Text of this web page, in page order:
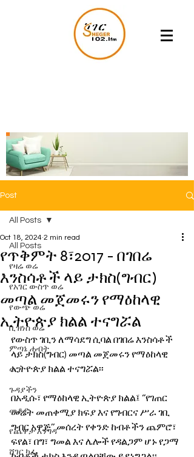
Post
All Posts
የዛሬ ወሬ
የአገር ውስጥ ወሬ
የውጭ ወሬ
ቢዝነስ ወሬ
ምጣኔ ሐብት
ወግ
ጉዳያችን
መቆያ
የጨዋታ እንግዳ
ሸገር ካፌ
All Posts
የጥቅምት 8፣2017 - በገበሬ
እንስሳቶች ላይ ታክስ(ግብር)
መጣል መጀመሩን የማዕከላዊ
ኢትዮጵያ ክልል ተናግሯል
Oct 18, 2024 2 min read
የውስጥ ገቢን ለማሳደግ ሲባል በገበሬ እንስሳቶች
ላይ ታክስ(ግብር) መጣል መጀመሩን የማዕከላዊ
ኢትዮጵያ ክልል ተናግሯል፡፡
በአዲሱ፣ የማዕከላዊ ኢትዮጵያ ክልል፤ ‘’የገጠር
መሬት መጠቀሚያ ክፍያ እና የግብርና ሥራ ገቢ
ግብር አዋጅ’’ መሰረት የቀንድ ከብቶችን ጨምሮ፣
ፍየል፣ በግ፣ ግመል እና ሌሎች የዳልጋም ሆኑ የጋማ